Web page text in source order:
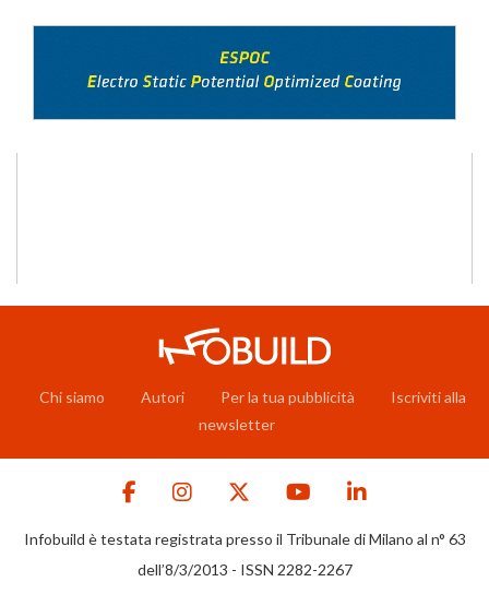
Chi siamo Autori Per la tua pubblicità
Iscriviti alla
newsletter
Infobuild è testata registrata presso il Tribunale di Milano al n° 63
dell’8/3/2013 - ISSN 2282-2267